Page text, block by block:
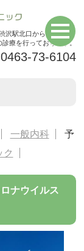
沢駅北口から徒歩5分。
療を行っております。
0463-73-6104
一般内科
予
ク